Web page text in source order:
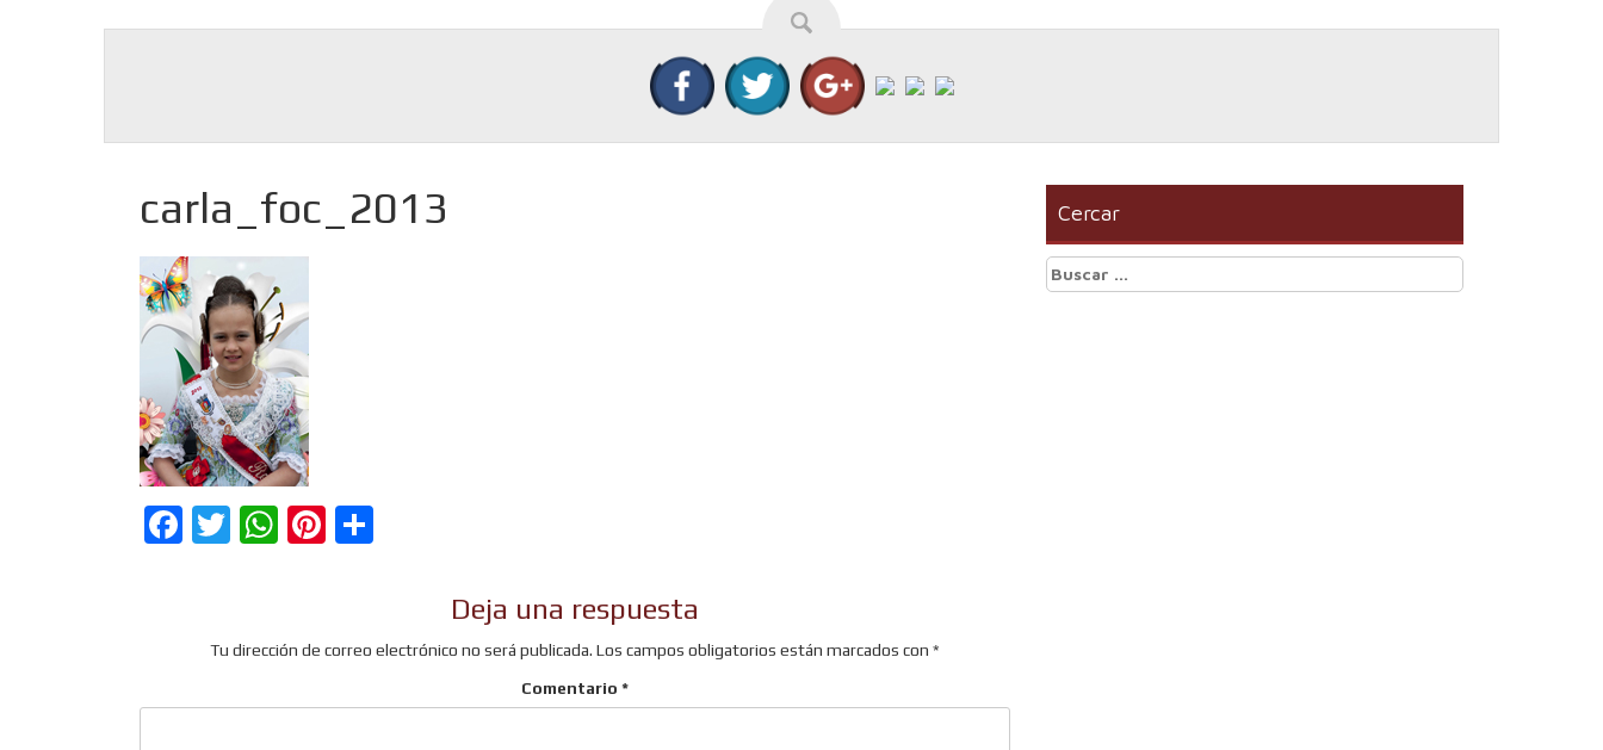
carla_foc_2013
Facebook
Twitter
WhatsApp
Pinterest
Deja una respuesta
Tu dirección de correo electrónico no será publicada. Los campos obligatorios están marcados con *
Comentario *
Cercar
Buscar: